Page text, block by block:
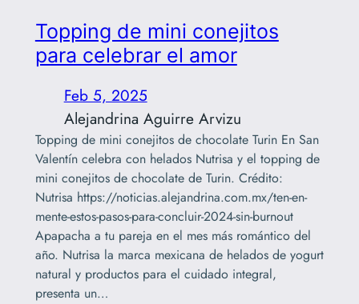
Topping de mini conejitos
para celebrar el amor
Feb 5, 2025
Alejandrina Aguirre Arvizu
Topping de mini conejitos de chocolate Turin En San
Valentín celebra con helados Nutrisa y el topping de
mini conejitos de chocolate de Turin. Crédito:
Nutrisa https://noticias.alejandrina.com.mx/ten-en-
mente-estos-pasos-para-concluir-2024-sin-burnout
Apapacha a tu pareja en el mes más romántico del
año. Nutrisa la marca mexicana de helados de yogurt
natural y productos para el cuidado integral,
presenta un…